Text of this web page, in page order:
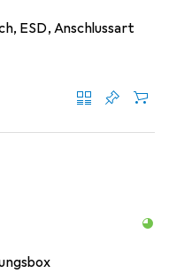
ESD, Anschlussart